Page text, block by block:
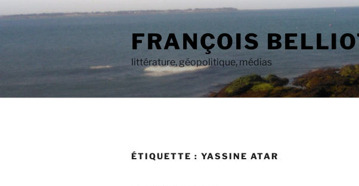
au
FRANÇOIS
littérature, géopolitique, médias
ÉTIQUETTE : YASSINE ATAR